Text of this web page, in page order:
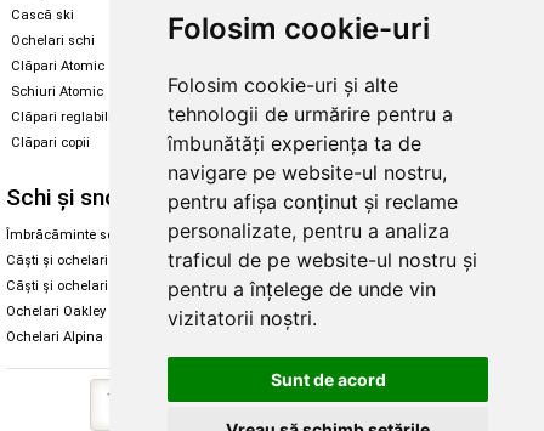
Folosim cookie-uri
Folosim cookie-uri și alte
tehnologii de urmărire pentru a
îmbunătăți experiența ta de
navigare pe website-ul nostru,
pentru afișa conținut și reclame
personalizate, pentru a analiza
traficul de pe website-ul nostru și
pentru a înțelege de unde vin
vizitatorii noștri.
Sunt de acord
Cască ski
Ochelari schi
Clăpari Atomic
Schiuri Atomic
Clăpari reglabili
Clăpari copii
Echipament snowboard
Legături Rome SDS
Skate & longboard
Santa Cruz
Enuff Skateboards
Schi și snowboard
Îmbrăcăminte schi și snowboard
Căști și ochelari de iarnă
Căști și ochelari Alpina
Ochelari Oakley
Ochelari Alpina
Diverse
Cum aleg rolele
Cum aleg ochelarii
Ochelari de soare Oakley
Ochelari de soare Alpina